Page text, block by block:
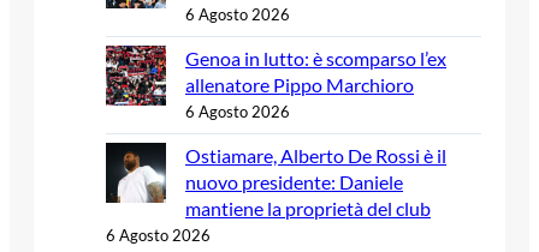
6 Agosto 2026
Genoa in lutto: è scomparso l’ex
allenatore Pippo Marchioro
6 Agosto 2026
Ostiamare, Alberto De Rossi è il
nuovo presidente: Daniele
mantiene la proprietà del club
6 Agosto 2026